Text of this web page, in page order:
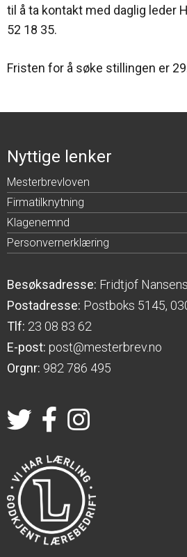
til å ta kontakt med daglig leder
52 18 35.
Fristen for å søke stillingen er
Nyttige lenker
Mesterbrevloven
Firmatilknytning
Klagenemnd
Personvernerklæring
Besøksadresse: Fridtjof
Postadresse: Postboks 5145,
Tlf: 23 08 83 62
E-post: post@mesterbrev.no
Orgnr: 982 786 495